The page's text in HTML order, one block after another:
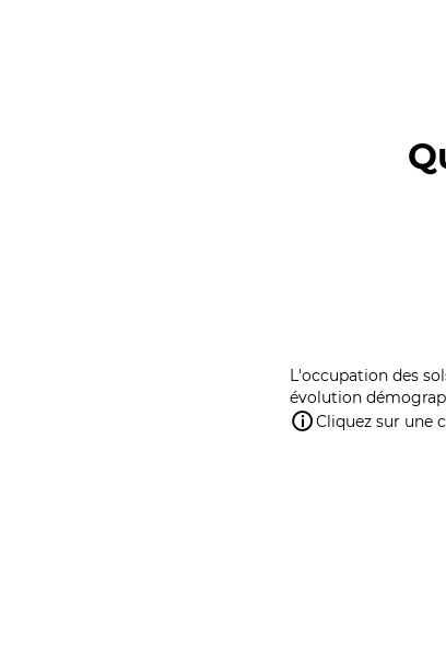
L'occupation des
évolution
Cliquez sur une